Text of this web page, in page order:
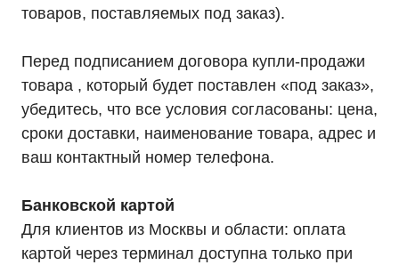
товаров, поставляемых под заказ).
Перед подписанием договора купли-продажи
товара , который будет поставлен «под заказ»,
убедитесь, что все условия согласованы: цена,
сроки доставки, наименование товара, адрес и
ваш контактный номер телефона.
Банковской картой
Для клиентов из Москвы и области: оплата
картой через терминал доступна только при